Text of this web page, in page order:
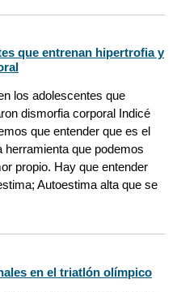
que entrenan hipertrofia y
los adolescentes que
dismorfia corporal Indicé
que entender que es el
que podemos
propio. Hay que entender
Autoestima alta que se
en el triatlón olímpico